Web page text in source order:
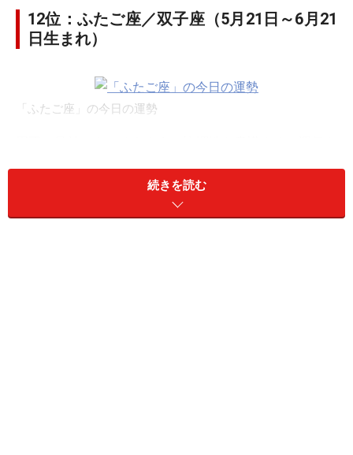
12位：ふたご座／双子座（5月21日～6月21
日生まれ）
「ふたご座」の今日の運勢
＞【相性占い】あなたと深く通じ合える“相性のいい
続きを読む